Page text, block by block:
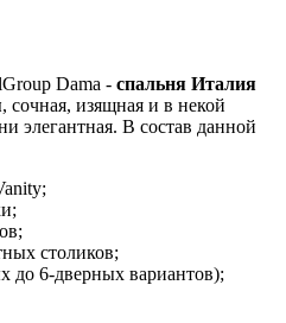
Dama - спальня Италия
, сочная, изящная и в некой
элегантная. В состав данной
столиков;
до 6-дверных вариантов);